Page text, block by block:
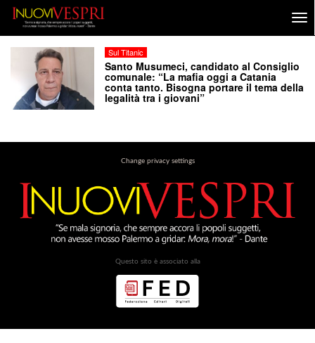
Sul Titanic
Santo Musumeci, candidato al Consiglio
comunale: “La mafia oggi a Catania
conta tanto. Bisogna portare il tema della
legalità tra i giovani”
Change privacy settings
Questo sito è associato alla